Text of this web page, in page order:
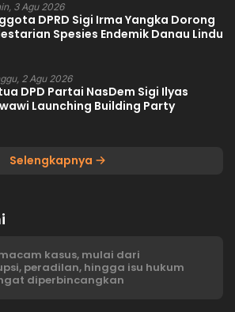
3 Agu 2026
DPRD Sigi Irma Yangka Dorong
Spesies Endemik Danau Lindu
2 Agu 2026
DPD Partai NasDem Sigi Ilyas
Launching Building Party
Selengkapnya
kasus, mulai dari
peradilan, hingga isu hukum
diperbincangkan